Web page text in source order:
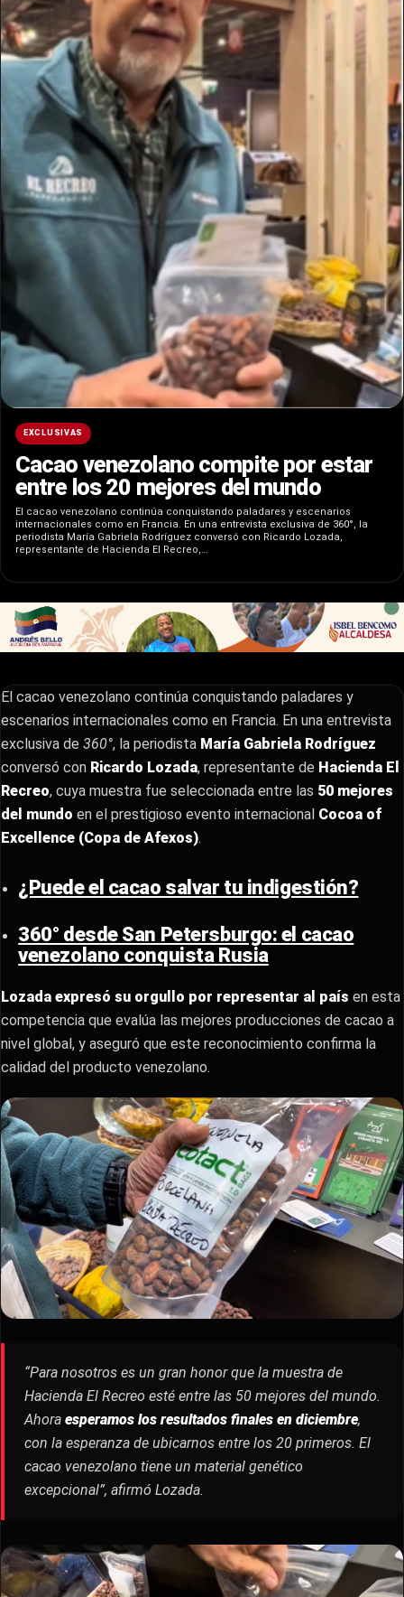
EXCLUSIVAS
Cacao venezolano compite por estar
entre los 20 mejores del mundo
El cacao venezolano continúa conquistando paladares y escenarios
internacionales como en Francia. En una entrevista exclusiva de 360°, la
periodista María Gabriela Rodríguez conversó con Ricardo Lozada,
representante de Hacienda El Recreo,…
El cacao venezolano continúa conquistando paladares y
escenarios internacionales como en Francia. En una entrevista
exclusiva de 360°, la periodista María Gabriela Rodríguez
conversó con Ricardo Lozada, representante de Hacienda El
Recreo, cuya muestra fue seleccionada entre las 50 mejores
del mundo en el prestigioso evento internacional Cocoa of
Excellence (Copa de Afexos).
¿Puede el cacao salvar tu indigestión?
360° desde San Petersburgo: el cacao
venezolano conquista Rusia
Lozada expresó su orgullo por representar al país en esta
competencia que evalúa las mejores producciones de cacao a
nivel global, y aseguró que este reconocimiento confirma la
calidad del producto venezolano.
“Para nosotros es un gran honor que la muestra de
Hacienda El Recreo esté entre las 50 mejores del mundo.
Ahora esperamos los resultados finales en diciembre,
con la esperanza de ubicarnos entre los 20 primeros. El
cacao venezolano tiene un material genético
excepcional”, afirmó Lozada.